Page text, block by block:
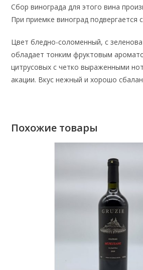
Сбор винограда для этого вина
При приемке виноград подвергается
Цвет бледно-соломенный, с
обладает тонким фруктовым
цитрусовых с четко выраженными
акации. Вкус нежный и хорошо
Похожие товары